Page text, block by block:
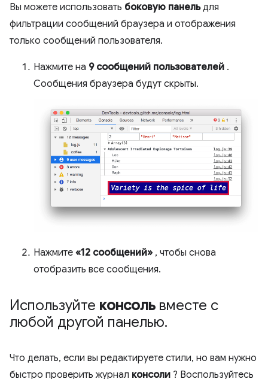
Вы можете использовать боковую панельдля
фильтрации сообщений браузера и отображения
только сообщений пользователя.
Нажмите на 9 сообщений пользователей .
Сообщения браузера будут скрыты.
Нажмите «12 сообщений» , чтобы снова
отобразить все сообщения.
Используйте консоль вместе с
любой другой панелью.
Что делать, если вы редактируете стили, но вам нужно
быстро проверить журнал консоли ? Воспользуйтесь